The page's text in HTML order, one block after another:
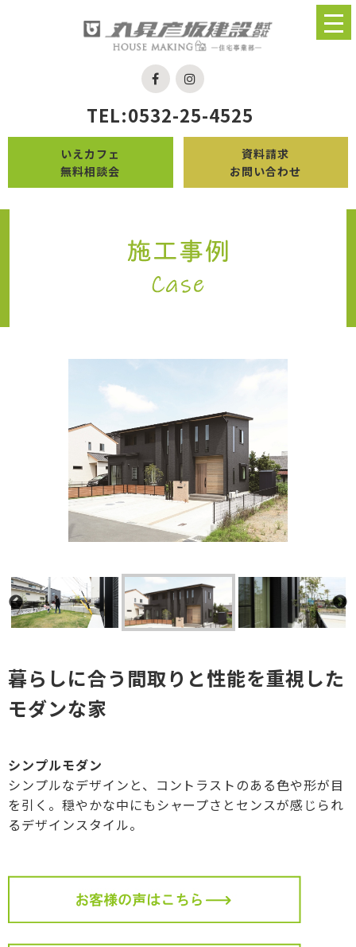
TEL:0532-25-4525
いえカフェ
無料相談会
資料請求
お問い合わせ
暮らしに合う間取りと性能を重視した
モダンな家
シンプルモダン
シンプルなデザインと、コントラストのある色や形が目
を引く。穏やかな中にもシャープさとセンスが感じられ
るデザインスタイル。